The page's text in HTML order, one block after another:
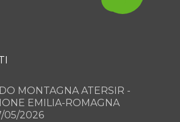
MONTAGNA ATERSIR -
EMILIA-ROMAGNA
05/2026